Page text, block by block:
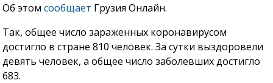
Об этомсообщает Грузия Онлайн.
Так, общее число зараженных коронавирусом
достигло в стране 810 человек. За сутки выздоровели
девять человек, а общее число заболевших достигло
683.